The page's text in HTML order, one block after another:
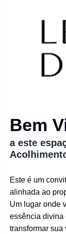
Bem
a este
Este é um
alinhada ao
Um lugar onde
essência divina
transformar sua